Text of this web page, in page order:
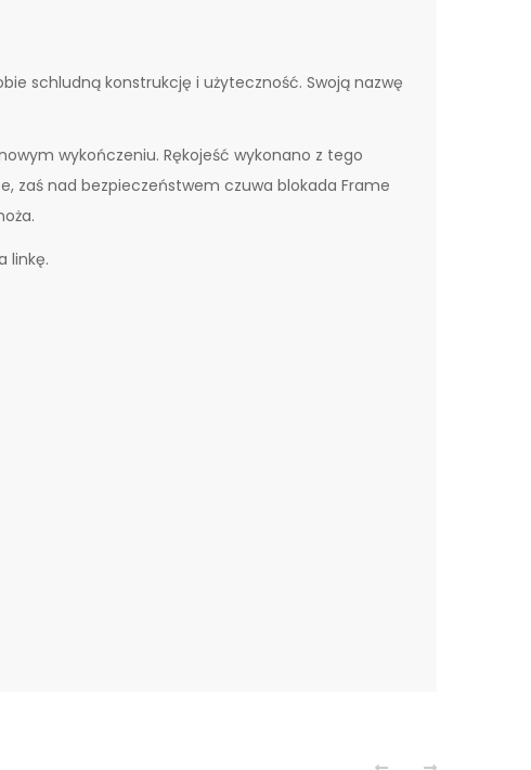
schludną konstrukcję i użyteczność. Swoją nazwę
wykończeniu. Rękojeść wykonano z tego
zaś nad bezpieczeństwem czuwa blokada Frame
linkę.